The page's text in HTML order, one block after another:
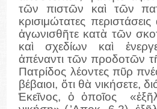
τῶν πιστῶν καὶ τῶν
κρισιμώτατες
ἀγωνισθῆτε κατὰ τῶν
καὶ σχεδίων καὶ
ἀπέναντι τῶν προδοτῶν
Πατρίδος λέοντες πῦρ
βέβαιοι, ὅτι θὰ νικήσετε,
̓Εκεῖνος, ὁ ὁποῖος